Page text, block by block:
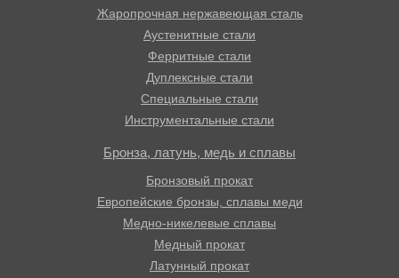
Жаропрочная нержавеющая сталь
Аустенитные стали
Ферритные стали
Дуплексные стали
Специальные стали
Инструментальные стали
Бронза, латунь, медь и сплавы
Бронзовый прокат
Европейские бронзы, сплавы меди
Медно-никелевые сплавы
Медный прокат
Латунный прокат